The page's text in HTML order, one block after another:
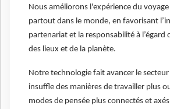
Nous améliorons l'expérience du
partout dans le monde, en favorisant
partenariat et la responsabilité à l’égard
des lieux et de la planète.
Notre technologie fait avancer le
insuffle des manières de travailler plus
modes de pensée plus connectés et